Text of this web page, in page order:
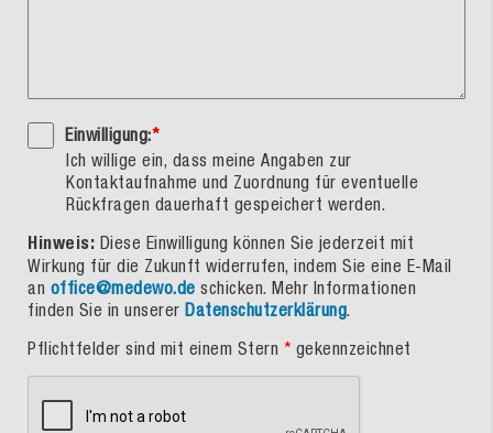
Einwilligung:*
Ich willige ein, dass meine Angaben zur
Kontaktaufnahme und Zuordnung für eventuelle
Rückfragen dauerhaft gespeichert werden.
Hinweis: Diese Einwilligung können Sie jederzeit mit
Wirkung für die Zukunft widerrufen, indem Sie eine E-Mail
an office@medewo.de schicken. Mehr Informationen
finden Sie in unserer Datenschutzerklärung
Pflichtfelder sind mit einem Stern * gekennzeichnet